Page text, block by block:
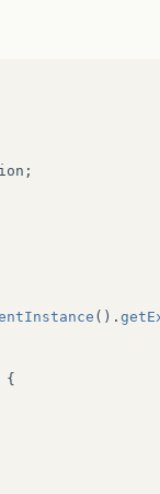
;
().
{